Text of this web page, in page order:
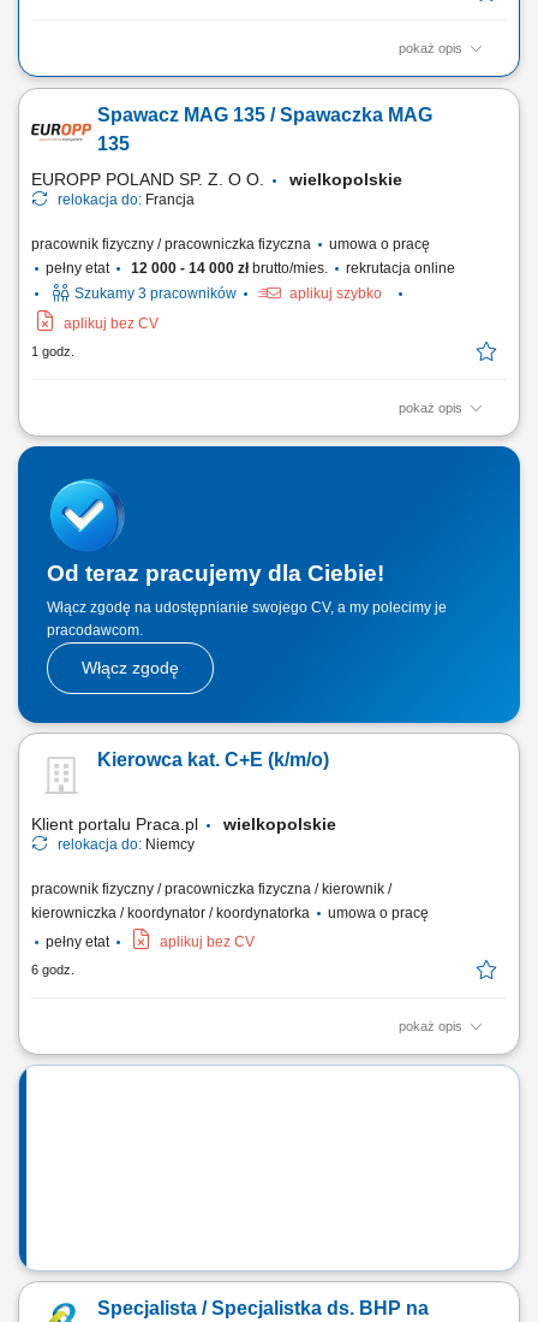
pokaż opis
Obowiązki: Przeprowadzanie prac konserwacyjnych; Konserwacja
sprzęgło itp. Testowanie i diagnostyka; Wymiana części zawieszenia;
Wymagania: Język niemiecki nie konieczny, lecz mile widziany; Prawo
Spawacz MAG 135 / Spawaczka MAG
135
EUROPP POLAND SP. Z. O O. wielkopolskie
relokacja do: Francja
pracownik fizyczny / pracowniczka fizyczna
umowa o pracę
pełny etat
12 000 - 14 000 złbrutto/mies.
rekrutacja online
Szukamy 3 pracowników
aplikuj szybko
aplikuj bez CV
1 godz.
pokaż opis
Zakres obowiązków: spawanie słupów i wsporników wykorzystywanych
stali czarnej, praca na materiałach o grubości 5–25 mm, spawanie
elementów głównie w pozycji pachwinowej (FW), kontrola jakości
wykonanych spoin.
Od teraz pracujemy dla Ciebie!
Włącz zgodę na udostępnianie swojego CV, a my polecimy je
pracodawcom.
Włącz zgodę
Kierowca kat. C+E (k/m/o)
Klient portalu Praca.pl wielkopolskie
relokacja do: Niemcy
pracownik fizyczny / pracowniczka fizyczna / kierownik /
kierowniczka / koordynator / koordynatorka
umowa o pracę
pełny etat
aplikuj bez CV
6 godz.
pokaż opis
Prowadzenie pojazdów ciężarowych o DMC pow. 3,5 t z
Specjalista / Specjalistka ds. BHP na